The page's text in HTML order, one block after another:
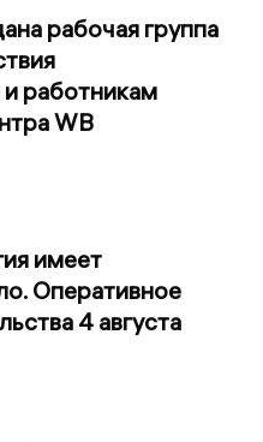
рабочая группа
работникам
WB
имеет
Оперативное
4 августа